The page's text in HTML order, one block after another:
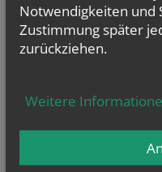
Notwendigkeiten und
Zustimmung später
zurückziehen.
Weitere